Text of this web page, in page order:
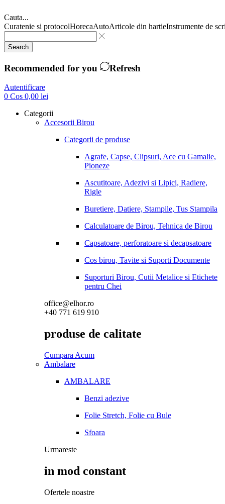
Cauta...
Curatenie si protocolHorecaAutoArticole din hartieInstrumente de
Search
Recommended for you Refresh
Autentificare
0 Cos 0,00 lei
Categorii
Accesorii Birou
Categorii de produse
Agrafe, Capse, Clipsuri, Ace cu Gamalie,
Pioneze
Ascutitoare, Adezivi si Lipici, Radiere,
Rigle
Buretiere, Datiere, Stampile, Tus Stampila
Calculatoare de Birou, Tehnica de Birou
Capsatoare, perforatoare si decapsatoare
Cos birou, Tavite si Suporti Documente
Suporturi Birou, Cutii Metalice si Etichete
pentru Chei
office@elhor.ro
+40 771 619 910
produse de calitate
Cumpara Acum
Ambalare
AMBALARE
Benzi adezive
Folie Stretch, Folie cu Bule
Sfoara
Urmareste
in mod constant
Ofertele noastre